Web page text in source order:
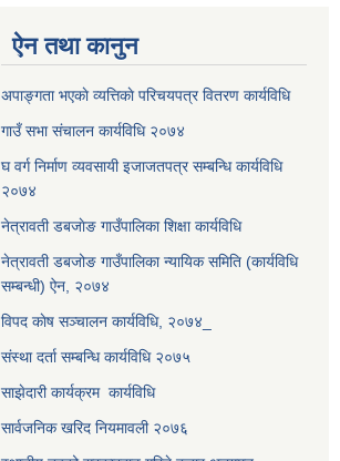
ऐन तथा कानुन
अपाङ्गता भएकाे व्यत्तिकाे परिचयपत्र वितरण कार्यविधि
गाउँ सभा संचालन कार्यविधि २०७४
घ वर्ग निर्माण व्यवसायी इजाजतपत्र सम्बन्धि कार्यविधि
२०७४
नेत्रावती डबजाेङ गाउँपालिका शिक्षा कार्यविधि
नेत्रावती डबजोङ गाउँपालिका न्यायिक समिति (कार्यविधि
सम्बन्धी) ऐन, २०७४
विपद काेष सञ्चालन कार्यविधि, २०७४_
संस्था दर्ता सम्बन्धि कार्यविधि २०७५
साझेदारी कार्यक्रम कार्यविधि
सार्वजनिक खरिद नियमावली २०७६